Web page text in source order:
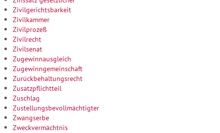
Zivilgerichtsbarkeit
Zivilkammer
Zivilprozeß
Zivilrecht
Zivilsenat
Zugewinnausgleich
Zugewinngemeinschaft
Zurückbehaltungsrecht
Zusatzpflichtteil
Zuschlag
Zustellungsbevollmächtigter
Zwangserbe
Zweckvermächtnis